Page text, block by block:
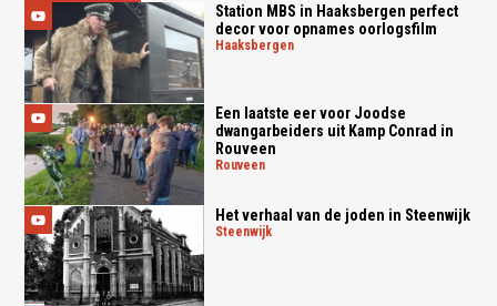
Station MBS in Haaksbergen perfect
decor voor opnames oorlogsfilm
haaksbergen
Een laatste eer voor Joodse
dwangarbeiders uit Kamp Conrad in
Rouveen
rouveen
Het verhaal van de joden in Steenwijk
steenwijk